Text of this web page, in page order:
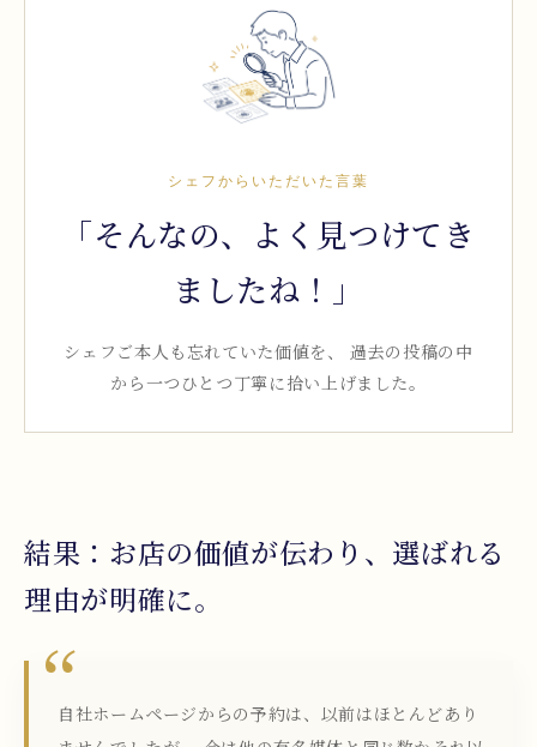
シェフからいただいた言葉
「そんなの、よく見つけてき
ましたね！」
シェフご本人も忘れていた価値を、 過去の投稿の中
から一つひとつ丁寧に拾い上げました。
結果：お店の価値が伝わり、選ばれる
理由が明確に。
自社ホームページからの予約は、以前はほとんどあり